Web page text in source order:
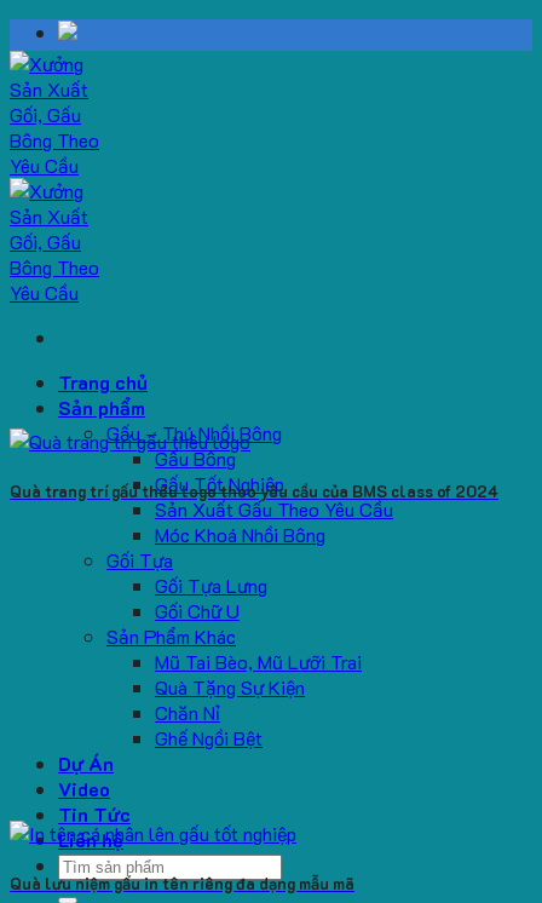
Skip
to
content
Trang chủ
Sản phẩm
Gấu – Thú Nhồi Bông
Gấu Bông
Gấu Tốt Nghiệp
Sản Xuất Gấu Theo Yêu Cầu
Móc Khoá Nhồi Bông
Gối Tựa
Gối Tựa Lưng
Gối Chữ U
Sản Phẩm Khác
Mũ Tai Bèo, Mũ Lưỡi Trai
Quà Tặng Sự Kiện
Chăn Nỉ
Ghế Ngồi Bệt
Dự Án
Video
Tin Tức
Liên hệ
Search
for:
Quà trang trí gấu thêu logo theo yêu cầu của BMS class of 2024
Quà lưu niệm gấu in tên riêng đa dạng mẫu mã